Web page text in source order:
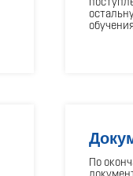
обучения
По